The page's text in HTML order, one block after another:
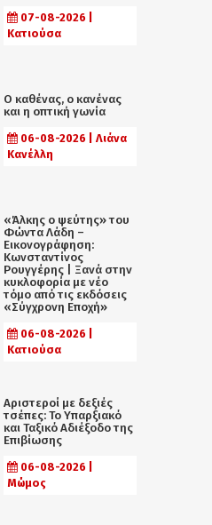
07-08-2026 |
Κατιούσα
Ο καθένας, ο κανένας
και η οπτική γωνία
06-08-2026 | Λιάνα
Κανέλλη
«Άλκης ο ψεύτης» του
Φώντα Λάδη –
Εικονογράφηση:
Κωνσταντίνος
Ρουγγέρης | Ξανά στην
κυκλοφορία με νέο
τόμο από τις εκδόσεις
«Σύγχρονη Εποχή»
06-08-2026 |
Κατιούσα
Αριστεροί με δεξιές
τσέπες: Το Υπαρξιακό
και Ταξικό Αδιέξοδο της
Επιβίωσης
06-08-2026 |
Μώμος